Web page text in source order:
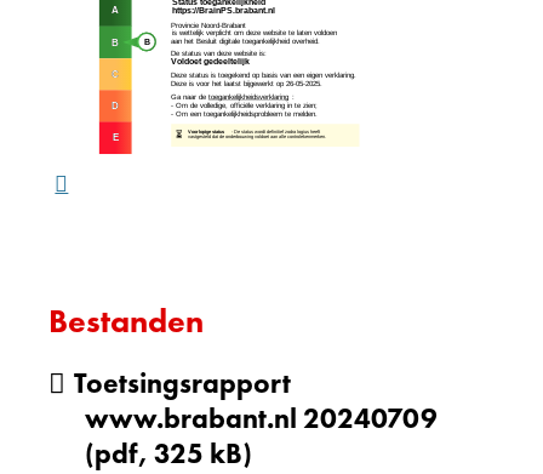
Bestanden
Toetsingsrapport
www.brabant.nl 20240709
(pdf, 325 kB)